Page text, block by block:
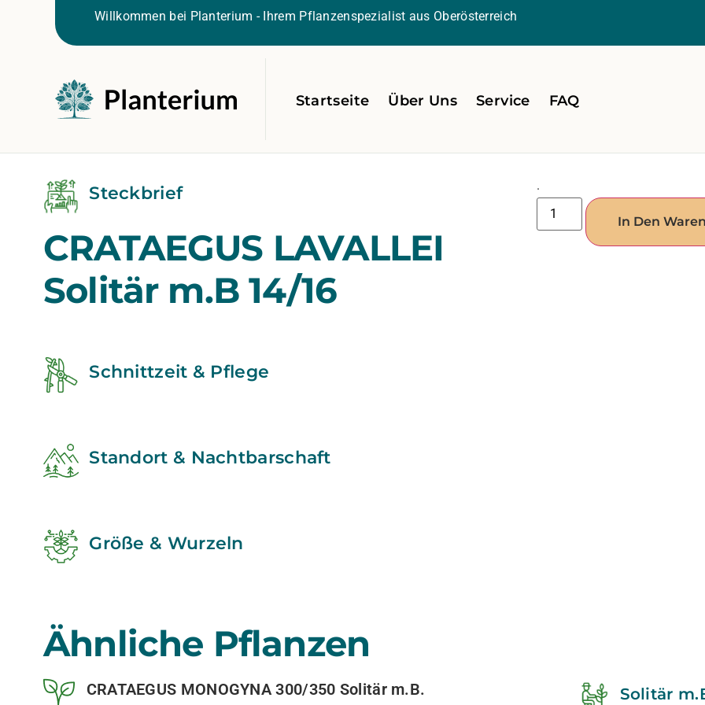
Willkommen bei Planterium - Ihrem Pflanzenspezialist aus Oberösterreich
Startseite Über Uns Service FAQ
Steckbrief
CRATAEGUS LAVALLEI
Solitär m.B 14/16
.
In Den
Schnittzeit & Pflege
Standort & Nachtbarschaft
Größe & Wurzeln
Ähnliche Pflanzen
CRATAEGUS MONOGYNA 300/350 Solitär m.B. Solitär